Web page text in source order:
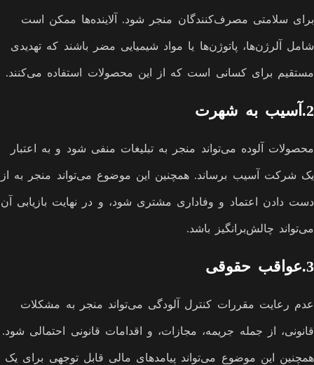
برای سلامتی مصرف‌کنندگان منجر شود. آلاینده‌ها ممکن است
شامل آلرژن‌ها، پاتوژن‌ها یا مواد شیمیایی مضر باشند که تهدیدی
مستقیم برای کسانی است که از این محصولات استفاده می‌کنند.
2.آسیب به شهرت
محصولات آلوده می‌تواند منجر به تبلیغات منفی شود و به اعتبار
یک شرکت آسیب برساند. همچنین این موضوع می‌تواند منجر به از
دست دادن اعتماد و وفاداری مشتری شود، و در نهایت بازیابی آن
می‌تواند چالش‌برانگیز باشد.
3.عواقب حقوقی
عدم رعایت مقررات کنترل آلودگی می‌تواند منجر به مشکلات
قانونی، از جمله جریمه، مجازات، و اقدامات قانونی احتمالی شود.
همچنین این موضوع می‌تواند پیامدهای مالی قابل توجهی برای یک